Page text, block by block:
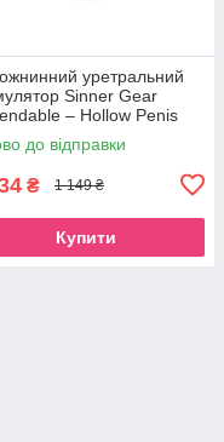
уретральний
Sinner Gear
– Hollow Penis
довж.7,5см, діам.12мм
до відправки
₴ 1 149 ₴
Купити